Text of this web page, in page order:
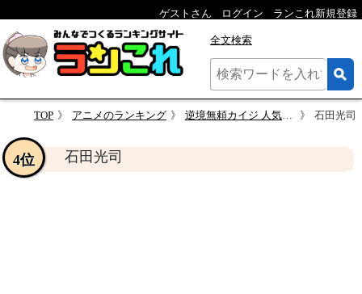
ゲストさん ログイン ランこれ新規登録
全文検索
TOP アニメのランキング 逆境無頼カイジ 人気キャラクター投票 石田光司
石田光司
4位